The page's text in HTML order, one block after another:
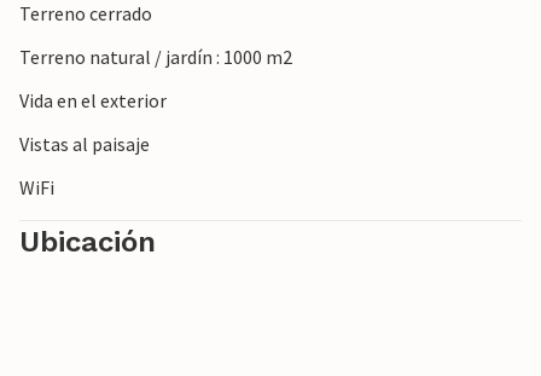
Terreno cerrado
Terreno natural / jardín : 1000 m2
Vida en el exterior
Vistas al paisaje
WiFi
Ubicación